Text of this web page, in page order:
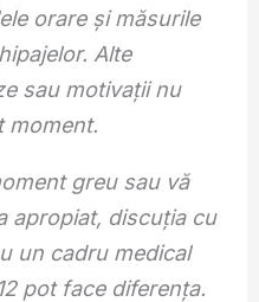
orare și măsurile
Alte
sau motivații nu
moment.
greu sau vă
apropiat, discuția cu
un cadru medical
pot face diferența.